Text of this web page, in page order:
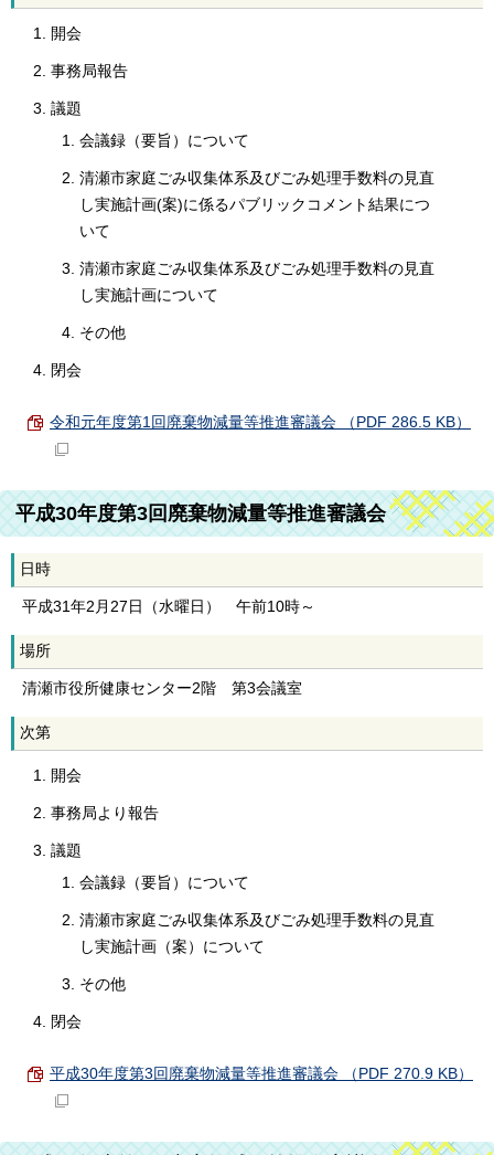
開会
事務局報告
議題
会議録（要旨）について
清瀬市家庭ごみ収集体系及びごみ処理手数料の見直
し実施計画(案)に係るパブリックコメント結果につ
いて
清瀬市家庭ごみ収集体系及びごみ処理手数料の見直
し実施計画について
その他
閉会
令和元年度第1回廃棄物減量等推進審議会 （PDF 286.5 KB）
平成30年度第3回廃棄物減量等推進審議会
日時
平成31年2月27日（水曜日） 午前10時～
場所
清瀬市役所健康センター2階 第3会議室
次第
開会
事務局より報告
議題
会議録（要旨）について
清瀬市家庭ごみ収集体系及びごみ処理手数料の見直
し実施計画（案）について
その他
閉会
平成30年度第3回廃棄物減量等推進審議会 （PDF 270.9 KB）